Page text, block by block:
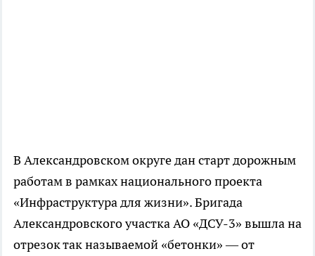
В Александровском округе дан старт дорожным
работам в рамках национального проекта
«Инфраструктура для жизни». Бригада
Александровского участка АО «ДСУ-3» вышла на
отрезок так называемой «бетонки» — от